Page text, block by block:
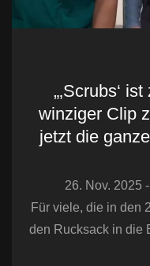
„‚Scrubs‘
winziger Clip
jetzt die
26. Nov. 2025
Für viele, die in den
den Rucksack in die